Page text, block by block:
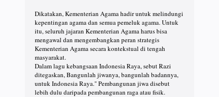
Dikatakan, Kementerian Agama hadir untuk melindungi
kepentingan agama dan semua pemeluk agama. Untuk
itu, seluruh jajaran Kementerian Agama harus bisa
mengawal dan mengembangkan peran strategis
Kementerian Agama secara kontekstual di tengah
masyarakat.
Dalam lagu kebangsaan Indonesia Raya, sebut Razi
ditegaskan, Bangunlah jiwanya, bangunlah badannya,
untuk Indonesia Raya." Pembangunan jiwa disebut
lebih dulu daripada pembangunan raga atau fisik.